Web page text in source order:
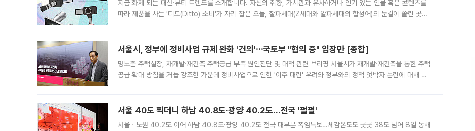
지금 화제 되는 패션·뷰티 트렌드를 소개합니다. 자신의 취향, 가치관과 유사하거나 인기 있는 인물 혹은 콘텐츠를
따라 제품을 사는 '디토(Ditto) 소비'가 자리 잡은 오늘, 잘파세대(Z세대와 알파세대의 합성어)의 눈길이 쏠린 곳은
서울시, 정부에 정비사업 규제 완화 '건의'⋯국토부 "협의 중" 입장만 [종합]
명노준 주택실장, 재개발·재건축 주택공급 부족 원인진단 및 대책 관련 브리핑 서울시가 재개발·재건축을 통한 주택
공급 확대 방침을 거듭 강조한 가운데 정비사업으로 인한 '이주 대란' 우려와 정부와의 정책 엇박자 논란에 대해 정
서울 40도 찍더니 하남 40.8도·광양 40.2도…전국 '펄펄'
서울ㆍ노원 40.2도 이어 하남 40.8도·광양 40.2도 전국 대부분 폭염특보…체감온도도 곳곳 38도 넘어 8일 동해